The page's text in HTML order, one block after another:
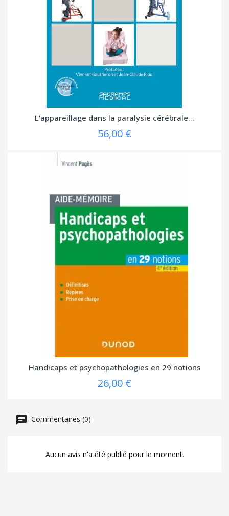
L'appareillage dans la paralysie cérébrale...
56,00 €
Handicaps et psychopathologies en 29 notions
26,00 €
Commentaires (0)
Aucun avis n'a été publié pour le moment.